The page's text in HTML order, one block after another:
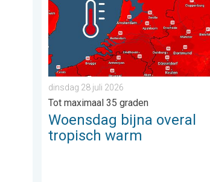
dinsdag 28 juli 2026
Tot maximaal 35 graden
Woensdag bijna overal
tropisch warm